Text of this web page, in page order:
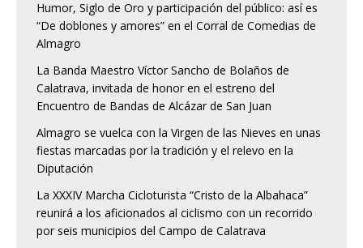
Humor, Siglo de Oro y participación del público: así es
“De doblones y amores” en el Corral de Comedias de
Almagro
La Banda Maestro Víctor Sancho de Bolaños de
Calatrava, invitada de honor en el estreno del
Encuentro de Bandas de Alcázar de San Juan
Almagro se vuelca con la Virgen de las Nieves en unas
fiestas marcadas por la tradición y el relevo en la
Diputación
La XXXIV Marcha Cicloturista “Cristo de la Albahaca”
reunirá a los aficionados al ciclismo con un recorrido
por seis municipios del Campo de Calatrava